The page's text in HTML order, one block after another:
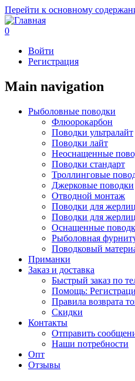
Перейти к основному
0
Войти
Регистрация
Main navigation
Рыболовные поводки
Флюорокарбон
Поводки ультралайт
Поводки лайт
Неоснащенные
Поводки стандарт
Троллинговые
Джерковые поводки
Отводной монтаж
Поводки для жерлиц
Поводки для
Оснащенные
Рыболовная
Поводковый
Приманки
Заказ и доставка
Быстрый заказ по
Помощь:
Правила возврата
Скидки
Контакты
Отправить
Наши потребности
Опт
Отзывы